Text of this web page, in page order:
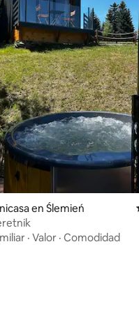
5.0 de 5; 23
en Ślemień
· Valor · Comodidad